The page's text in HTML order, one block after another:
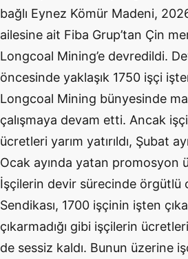
bağlı Eynez Kömür Madeni,
ailesine ait Fiba Grup’tan Çin
Longcoal Mining’e devredildi.
öncesinde yaklaşık 1750 işçi
Longcoal Mining bünyesinde
çalışmaya devam etti. Ancak
ücretleri yarım yatırıldı, Şubat
Ocak ayında yatan promosyon
İşçilerin devir sürecinde örgütlü
Sendikası, 1700 işçinin işten
çıkarmadığı gibi işçilerin
de sessiz kaldı. Bunun üzerine